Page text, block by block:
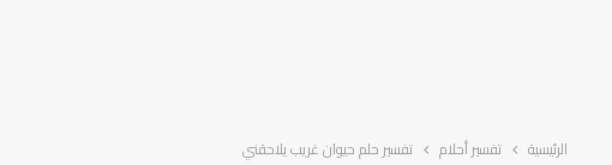
الرئيسية تفسير أحلام تفسير حلم حيوان غريب يلاحقني